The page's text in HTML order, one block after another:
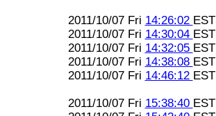
2011/10/07 Fri 14:26:02 EST
2011/10/07 Fri 14:30:04 EST
2011/10/07 Fri 14:32:05 EST
2011/10/07 Fri 14:38:08 EST
2011/10/07 Fri 14:46:12 EST
2011/10/07 Fri 15:38:40 EST